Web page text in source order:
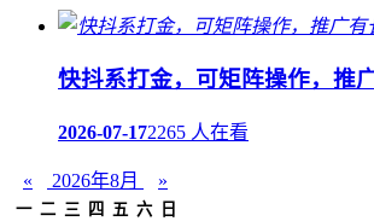
快抖系打金，可矩阵操作，推
2026-07-172265 人在看
« 2026年8月 »
一 二 三 四 五 六 日